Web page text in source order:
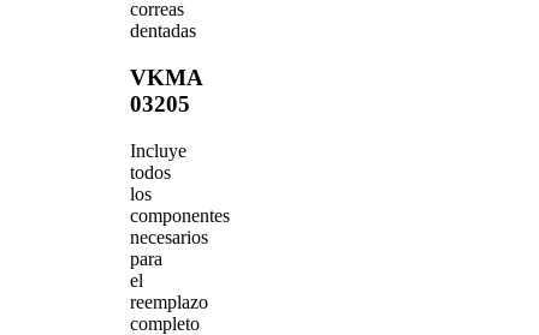
correas
dentadas
VKMA
03205
Incluye
todos
los
componentes
necesarios
para
el
reemplazo
completo